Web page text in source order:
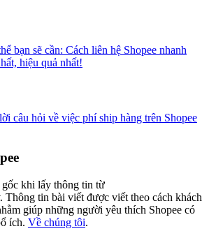
bạn sẽ cần: Cách liên hệ Shopee nhanh
hiệu quả nhất!
câu hỏi về việc phí ship hàng trên Shopee
khi lấy thông tin từ
. Thông tin bài viết được viết theo cách khách
giúp những người yêu thích Shopee có
ích. Về chúng tôi.